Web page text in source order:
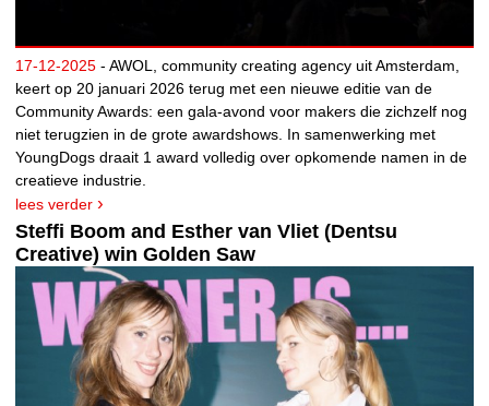
17-12-2025 - AWOL, community creating agency uit Amsterdam,
keert op 20 januari 2026 terug met een nieuwe editie van de
Community Awards: een gala-avond voor makers die zichzelf nog
niet terugzien in de grote awardshows. In samenwerking met
YoungDogs draait 1 award volledig over opkomende namen in de
creatieve industrie.
lees verder
Steffi Boom and Esther van Vliet (Dentsu
Creative) win Golden Saw